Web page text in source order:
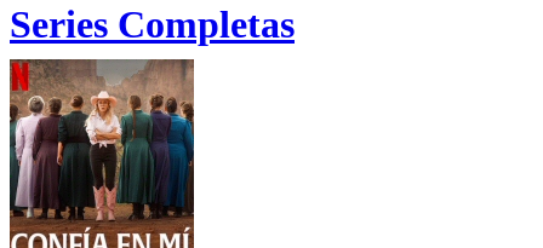
Series Completas